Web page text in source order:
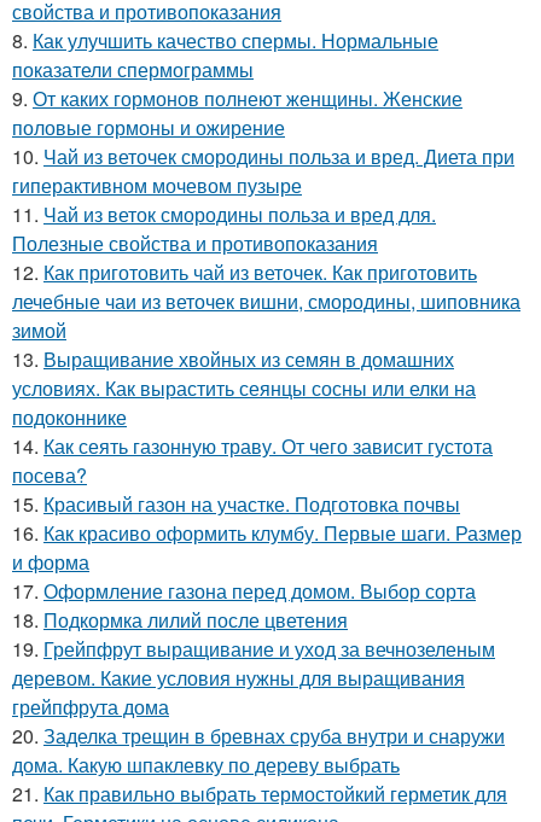
свойства и противопоказания
8. Как улучшить качество спермы. Нормальные
показатели спермограммы
9. От каких гормонов полнеют женщины. Женские
половые гормоны и ожирение
10. Чай из веточек смородины польза и вред. Диета при
гиперактивном мочевом пузыре
11. Чай из веток смородины польза и вред для.
Полезные свойства и противопоказания
12. Как приготовить чай из веточек. Как приготовить
лечебные чаи из веточек вишни, смородины, шиповника
зимой
13. Выращивание хвойных из семян в домашних
условиях. Как вырастить сеянцы сосны или елки на
подоконнике
14. Как сеять газонную траву. От чего зависит густота
посева?
15. Красивый газон на участке. Подготовка почвы
16. Как красиво оформить клумбу. Первые шаги. Размер
и форма
17. Оформление газона перед домом. Выбор сорта
18. Подкормка лилий после цветения
19. Грейпфрут выращивание и уход за вечнозеленым
деревом. Какие условия нужны для выращивания
грейпфрута дома
20. Заделка трещин в бревнах сруба внутри и снаружи
дома. Какую шпаклевку по дереву выбрать
21. Как правильно выбрать термостойкий герметик для